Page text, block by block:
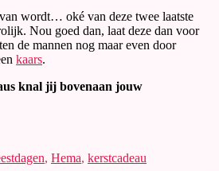
wordt… oké van deze twee laatste
Nou goed dan, laat deze dan voor
de mannen nog maar even door
kaars.
knal jij bovenaan jouw
, Hema, kerstcadeau